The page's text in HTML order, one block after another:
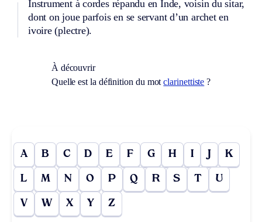
Instrument à cordes répandu en Inde, voisin du sitar,
dont on joue parfois en se servant d’un archet en
ivoire (plectre).
À découvrir
Quelle est la définition du motclarinettiste ?
A B C D E F G H I J K
L M N O P Q R S T U
V W X Y Z